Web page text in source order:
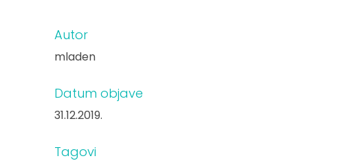
Autor
mladen
Datum objave
31.12.2019.
Tagovi